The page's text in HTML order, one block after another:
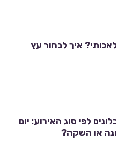
איך לבחור עץ
לפי סוג האירוע: יום
או השקה?